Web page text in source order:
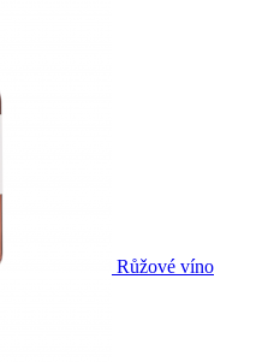
Růžové víno